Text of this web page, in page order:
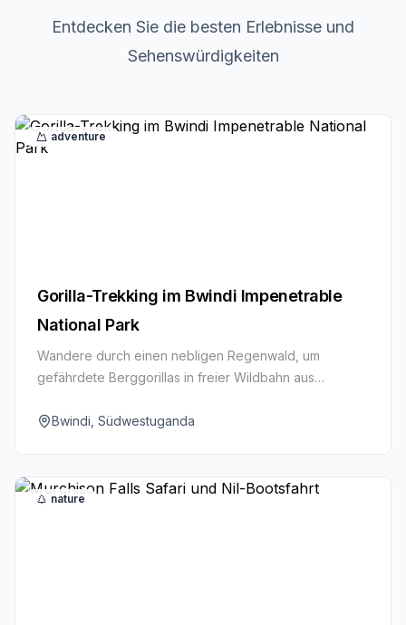
Entdecken Sie die besten Erlebnisse und
Sehenswürdigkeiten
adventure
Gorilla-Trekking im Bwindi Impenetrable
National Park
Wandere durch einen nebligen Regenwald, um
gefährdete Berggorillas in freier Wildbahn aus
Bwindi, Südwestuganda
nature